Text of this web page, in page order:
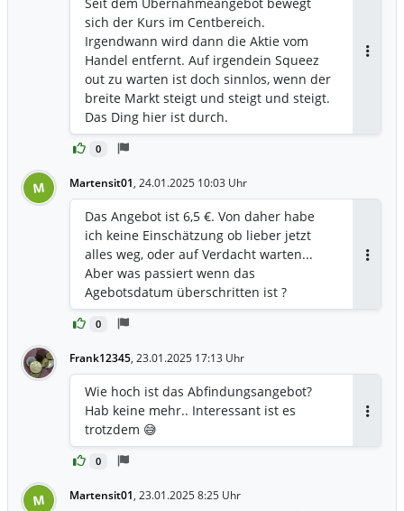
0
sich der Kurs im Centbereich.
Irgendwann wird dann die Aktie vom
Handel entfernt. Auf irgendein Squeez
out zu warten ist doch sinnlos, wenn der
breite Markt steigt und steigt und steigt.
Das Ding hier ist durch.
M Martensit01, 24.01.2025 10:03 Uhr
0
Das Angebot ist 6,5 €. Von daher habe
ich keine Einschätzung ob lieber jetzt
alles weg, oder auf Verdacht warten...
Aber was passiert wenn das
Agebotsdatum überschritten ist ?
Frank12345, 23.01.2025 17:13 Uhr
0
Wie hoch ist das Abfindungsangebot?
Hab keine mehr.. Interessant ist es
trotzdem 😅
M Martensit01, 23.01.2025 8:25 Uhr